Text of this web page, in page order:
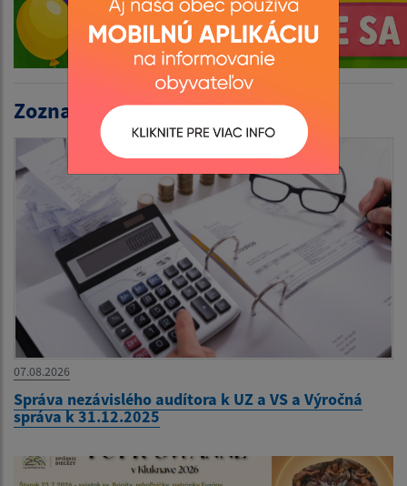
Zoznam aktualít:
07.08.2026
Správa nezávislého audítora k UZ a VS a Výročná
správa k 31.12.2025